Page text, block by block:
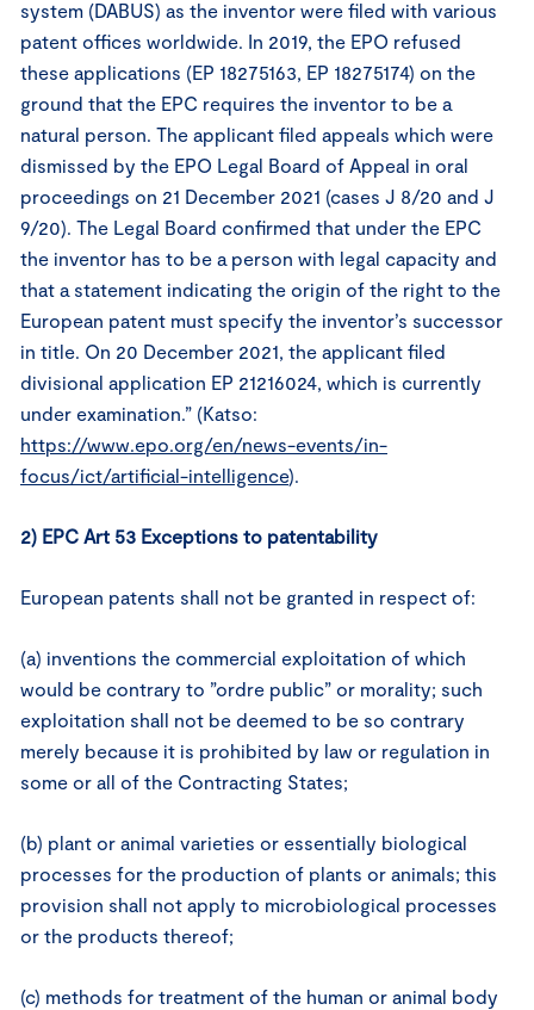
system (DABUS) as the inventor were filed with various
patent offices worldwide. In 2019, the EPO refused
these applications (EP 18275163, EP 18275174) on the
ground that the EPC requires the inventor to be a
natural person. The applicant filed appeals which were
dismissed by the EPO Legal Board of Appeal in oral
proceedings on 21 December 2021 (cases J 8/20 and J
9/20). The Legal Board confirmed that under the EPC
the inventor has to be a person with legal capacity and
that a statement indicating the origin of the right to the
European patent must specify the inventor’s successor
in title. On 20 December 2021, the applicant filed
divisional application EP 21216024, which is currently
under examination.” (Katso:
https://www.epo.org/en/news-events/in-
focus/ict/artificial-intelligence).
2) EPC Art 53 Exceptions to patentability
European patents shall not be granted in respect of:
(a) inventions the commercial exploitation of which
would be contrary to ”ordre public” or morality; such
exploitation shall not be deemed to be so contrary
merely because it is prohibited by law or regulation in
some or all of the Contracting States;
(b) plant or animal varieties or essentially biological
processes for the production of plants or animals; this
provision shall not apply to microbiological processes
or the products thereof;
(c) methods for treatment of the human or animal body